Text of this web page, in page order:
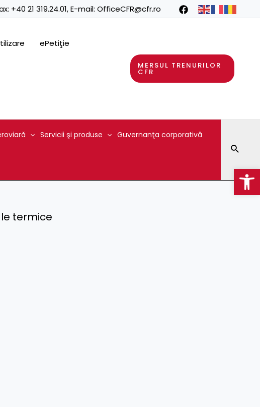
+40 21 319.24.01, E-mail: OfficeCFR@cfr.ro
ePetiţie
MERSUL TRENURILOR
CFR
Servicii şi produse Guvernanţa corporativă
termice